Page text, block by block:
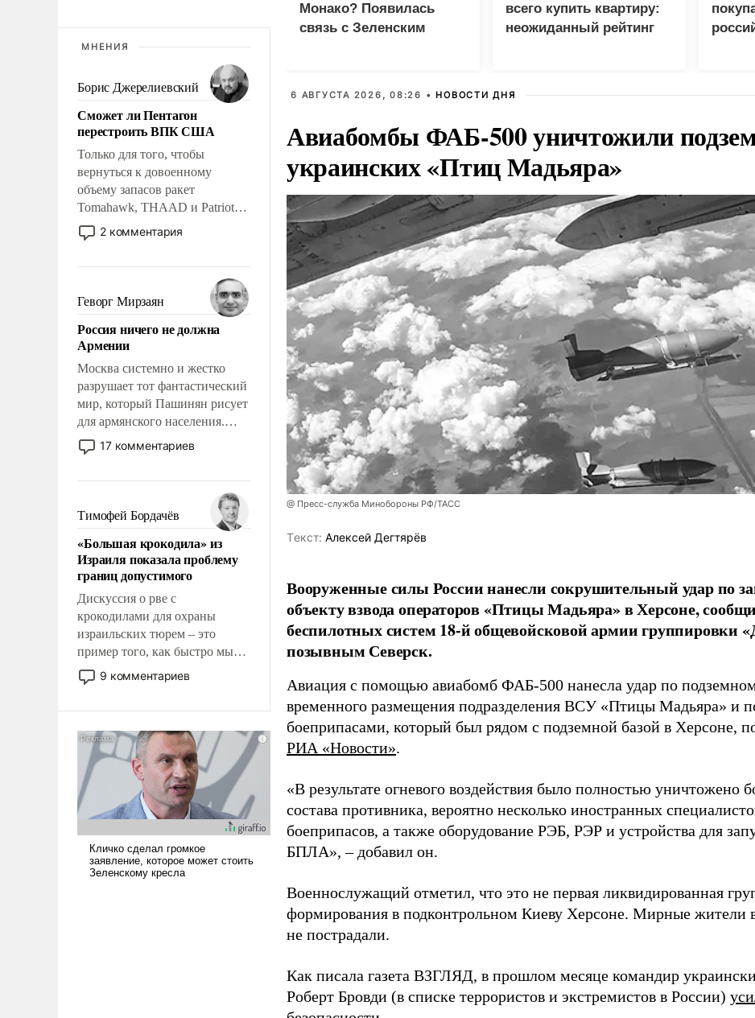
МНЕНИЯ
Борис Джерелиевский
Сможет ли Пентагон
перестроить ВПК США
Только для того, чтобы
вернуться к довоенному
объему запасов ракет
Tomahawk, THAAD и Patriot
США потребуется более трех
лет. Даже небольшая война с
Сложившаяся ситуация
означает многолетний период
уязвимости США, например,
перед Китаем.
2 комментария
Геворг Мирзаян
Россия ничего не должна
Армении
Москва системно и жестко
разрушает тот фантастический
мир, который Пашинян рисует
для армянского населения.
Мир, где политические
прожекты будут безусловно
налогоплательщиков и где
Еревану за свои поступки не
нужно отвечать.
17 комментариев
Тимофей Бордачёв
«Большая крокодила» из
Израиля показала проблему
границ допустимого
Дискуссия о рве с
крокодилами для охраны
израильских тюрем – это
пример того, как быстро мы
двигаемся по пути
революционных изменений.
псевдонаучной фантастики,
стало всерьез обсуждаемой
идеей.
9 комментариев
Монако? Появилась
связь с Зеленским
всего купить квартиру:
неожиданный рейтинг
6 АВГУСТА 2026, 08:26 • НОВОСТИ ДНЯ
Авиабомбы ФАБ-500 уничтожили
украинских «Птиц Мадьяра»
@ Пресс-служба Минобороны РФ/ТАСС
Tекст: Алексей Дегтярёв
Вооруженные силы России нанесли сокрушительный удар по
объекту взвода операторов «Птицы Мадьяра» в Херсоне,
беспилотных систем 18-й общевойсковой армии группировки
позывным Северск.
Авиация с помощью авиабомб ФАБ-500 нанесла удар по
временного размещения подразделения ВСУ «Птицы Мадьяра» и
боеприпасами, который был рядом с подземной базой в Херсоне,
РИА «Новости».
«В результате огневого воздействия было полностью уничтожено
состава противника, вероятно несколько иностранных
боеприпасов, а также оборудование РЭБ, РЭР и устройства для
БПЛА», – добавил он.
Военнослужащий отметил, что это не первая ликвидированная
формирования в подконтрольном Киеву Херсоне. Мирные жители в
не пострадали.
Как писала газета ВЗГЛЯД, в прошлом месяце командир
Роберт Бровди (в списке террористов и экстремистов в России)